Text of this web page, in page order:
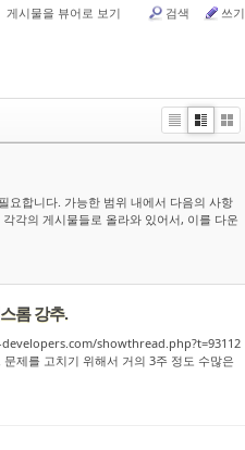
게시물을 뷰어로 보기 검색 쓰기
Li
Zi
G
r
y
요합니다. 가능한 범위 내에서 다음의 사항
각의 게시물들로 올라와 있어서, 이를 다운
롬 강추.
developers.com/showthread.php?t=93112
제를 고치기 위해서 거의 3주 정도 수많은